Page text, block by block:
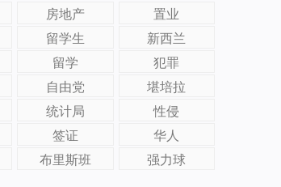
房地产
置业
留学生
新西兰
留学
犯罪
自由党
堪培拉
统计局
性侵
签证
华人
布里斯班 强力球